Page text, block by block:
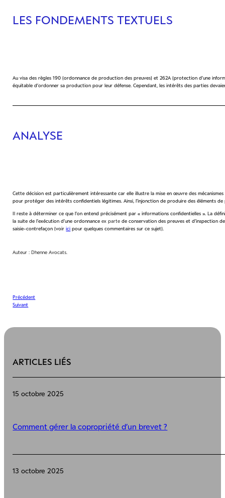
LES FONDEMENTS TEXTUELS
Au visa des règles 190 (ordonnance de production des preuves) et 262A (protection d’une
équitable d’ordonner sa production pour leur défense. Cependant, les intérêts des parties
ANALYSE
Cette décision est particulièrement intéressante car elle illustre la mise en œuvre des
pour protéger des intérêts confidentiels légitimes. Ainsi, l’injonction de produire des éléments
Il reste à déterminer ce que l’on entend précisément par « informations confidentielles ». La
la suite de l’exécution d’une ordonnanceex partede conservation des preuves et d’inspection
saisie-contrefaçon (voirici pour quelques commentaires sur ce sujet).
Auteur : Dhenne Avocats.
Précédent
Suivant
ARTICLES LIÉS
15 octobre 2025
Comment gérer la copropriété d’un brevet ?
13 octobre 2025